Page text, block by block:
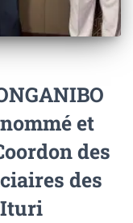
et
des
des